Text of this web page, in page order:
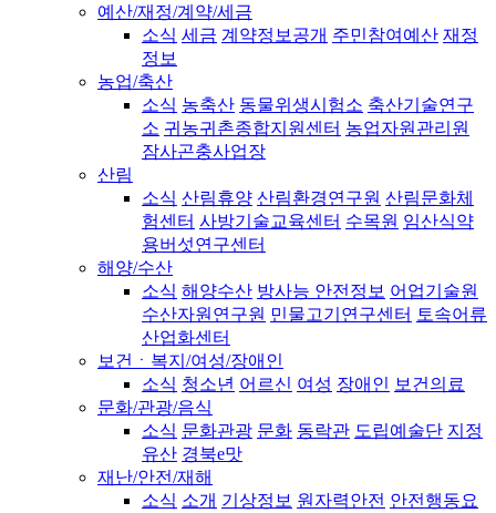
예산/재정/계약/세금
소식 세금 계약정보공개 주민참여예산 재정
정보
농업/축산
소식 농축산 동물위생시험소 축산기술연구
소 귀농귀촌종합지원센터 농업자원관리원
잠사곤충사업장
산림
소식 산림휴양 산림환경연구원 산림문화체
험센터 사방기술교육센터 수목원 임산식약
용버섯연구센터
해양/수산
소식 해양수산 방사능 안전정보 어업기술원
수산자원연구원 민물고기연구센터 토속어류
산업화센터
보건ㆍ복지/여성/장애인
소식 청소년 어르신 여성 장애인 보건의료
문화/관광/음식
소식 문화관광 문화 동락관 도립예술단 지정
유산 경북e맛
재난/안전/재해
소식 소개 기상정보 원자력안전 안전행동요